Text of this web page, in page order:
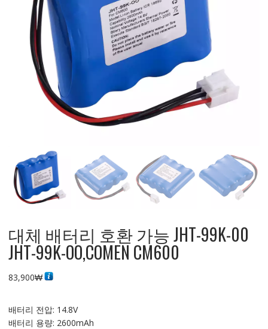
대체 배터리 호환 가능 JHT-99K-00
JHT-99K-OO,COMEN CM600
83,900₩
배터리 전압: 14.8V
배터리 용량: 2600mAh